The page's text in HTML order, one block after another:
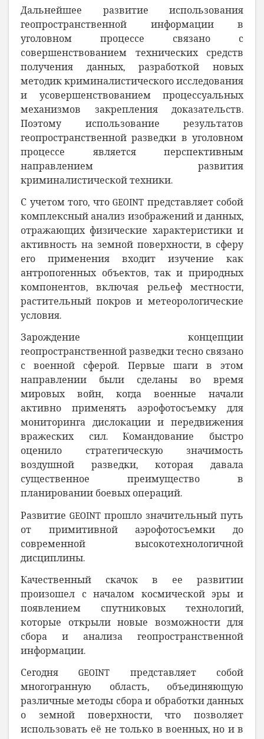
Дальнейшее развитие использования
геопространственной информации в
уголовном процессе связано с
совершенствованием технических средств
получения данных, разработкой новых
методик криминалистического исследования
и усовершенствованием процессуальных
механизмов закрепления доказательств.
Поэтому использование результатов
геопространственной разведки в уголовном
процессе является перспективным
направлением развития
криминалистической техники.
С учетом того, что GEOINT представляет собой
комплексный анализ изображений и данных,
отражающих физические характеристики и
активность на земной поверхности, в сферу
его применения входит изучение как
антропогенных объектов, так и природных
компонентов, включая рельеф местности,
растительный покров и метеорологические
условия.
Зарождение концепции
геопространственной разведки тесно связано
с военной сферой. Первые шаги в этом
направлении были сделаны во время
мировых войн, когда военные начали
активно применять аэрофотосъемку для
мониторинга дислокации и передвижения
вражеских сил. Командование быстро
оценило стратегическую значимость
воздушной разведки, которая давала
существенное преимущество в
планировании боевых операций.
Развитие GEOINT прошло значительный путь
от примитивной аэрофотосъемки до
современной высокотехнологичной
дисциплины.
Качественный скачок в ее развитии
произошел с началом космической эры и
появлением спутниковых технологий,
которые открыли новые возможности для
сбора и анализа геопространственной
информации.
Сегодня GEOINT представляет собой
многогранную область, объединяющую
различные методы сбора и обработки данных
о земной поверхности, что позволяет
использовать её не только в военных, но и в